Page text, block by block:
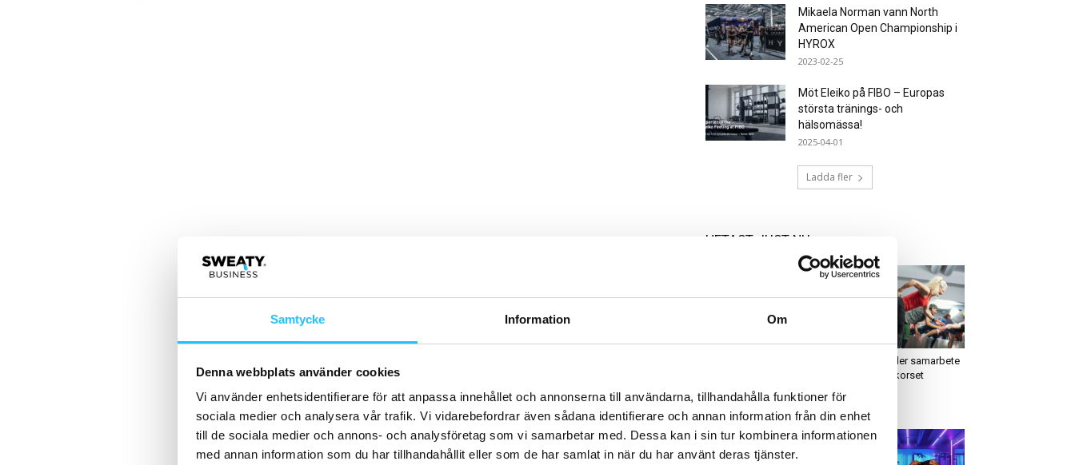
Samtycke Information Om
Denna webbplats använder cookies
Vi använder enhetsidentifierare för att anpassa innehållet och annonserna till användarna, tillhandahålla funktioner för
sociala medier och analysera vår trafik. Vi vidarebefordrar även sådana identifierare och annan information från din enhet
till de sociala medier och annons- och analysföretag som vi samarbetar med. Dessa kan i sin tur kombinera informationen
med annan information som du har tillhandahållit eller som de har samlat in när du har använt deras tjänster.
Mikaela Norman vann North
American Open Championship i
HYROX
2023-02-25
Möt Eleiko på FIBO – Europas
största tränings- och
hälsomässa!
2025-04-01
Ladda fler
HETAST JUST NU
Business
rörelseresultat under
andra kvartalet
Business
Friskis inleder samarbete
med Röda korset